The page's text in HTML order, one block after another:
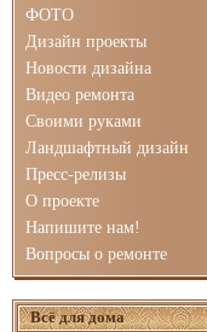
ФОТО
Дизайн проекты
Новости дизайна
Видео ремонта
Своими руками
Ландшафтный дизайн
Пресс-релизы
О проекте
Напишите нам!
Вопросы о ремонте
Всё для дома